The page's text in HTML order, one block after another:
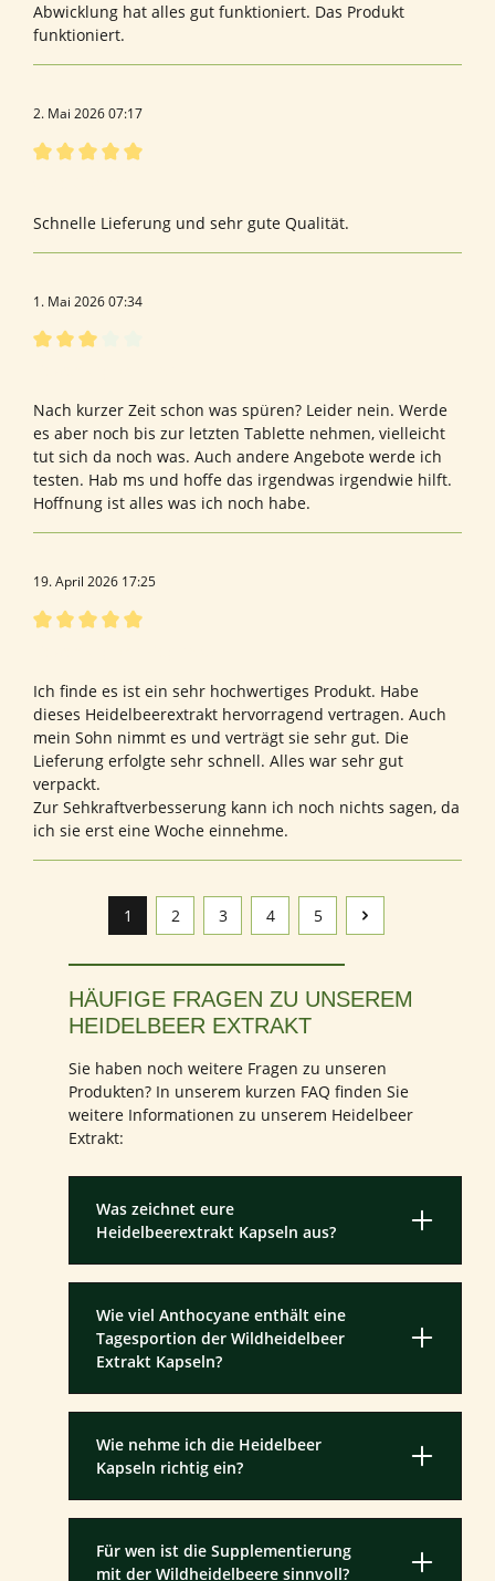
Abwicklung hat alles gut funktioniert. Das Produkt
funktioniert.
2. Mai 2026 07:17
Schnelle Lieferung und sehr gute Qualität.
1. Mai 2026 07:34
Nach kurzer Zeit schon was spüren? Leider nein. Werde
es aber noch bis zur letzten Tablette nehmen, vielleicht
tut sich da noch was. Auch andere Angebote werde ich
testen. Hab ms und hoffe das irgendwas irgendwie hilft.
Hoffnung ist alles was ich noch habe.
19. April 2026 17:25
Ich finde es ist ein sehr hochwertiges Produkt. Habe
dieses Heidelbeerextrakt hervorragend vertragen. Auch
mein Sohn nimmt es und verträgt sie sehr gut. Die
Lieferung erfolgte sehr schnell. Alles war sehr gut
verpackt.
Zur Sehkraftverbesserung kann ich noch nichts sagen, da
ich sie erst eine Woche einnehme.
Seite
1 Seite
2 Seite
3 Seite
4 Seite
5
HÄUFIGE FRAGEN ZU UNSEREM
HEIDELBEER EXTRAKT
Sie haben noch weitere Fragen zu unseren
Produkten? In unserem kurzen FAQ finden Sie
weitere Informationen zu unserem Heidelbeer
Extrakt:
Was zeichnet eure
Heidelbeerextrakt Kapseln aus?
Wie viel Anthocyane enthält eine
Tagesportion der Wildheidelbeer
Extrakt Kapseln?
Wie nehme ich die Heidelbeer
Kapseln richtig ein?
Für wen ist die Supplementierung
mit der Wildheidelbeere sinnvoll?